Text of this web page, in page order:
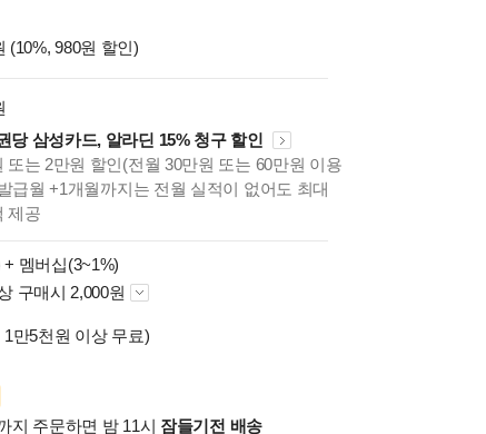
(10%, 980원 할인)
당 삼성카드, 알라딘 15% 청구 할인
또는 2만원 할인(전월 30만원 또는 60만원 이용
급월 +1개월까지는 전월 실적이 없어도 최대
제공
+ 멤버십(3~1%)
구매시 2,000원
1만5천원 이상 무료)
지 주문하면 밤 11시 잠들기전 배송